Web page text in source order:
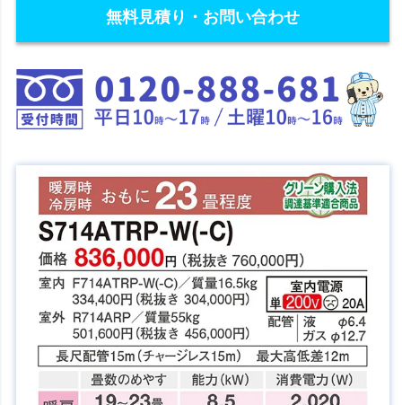
無料見積り・お問い合わせ